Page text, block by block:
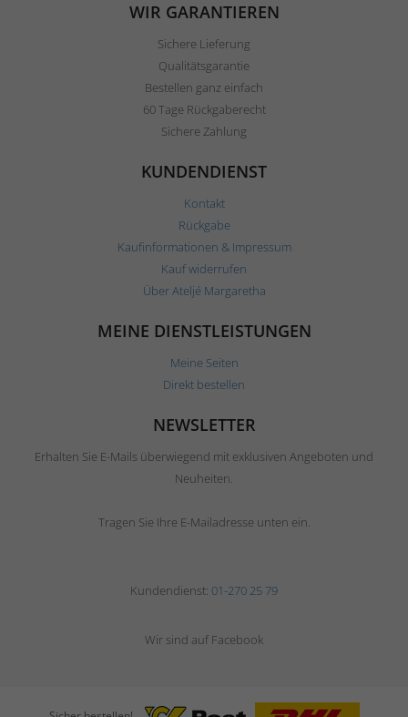
WIR GARANTIEREN
Sichere Lieferung
Qualitätsgarantie
Bestellen ganz einfach
60 Tage Rückgaberecht
Sichere Zahlung
KUNDENDIENST
Kontakt
Rückgabe
Kaufinformationen & Impressum
Kauf widerrufen
Über Ateljé Margaretha
MEINE DIENSTLEISTUNGEN
Meine Seiten
Direkt bestellen
NEWSLETTER
Erhalten Sie E-Mails überwiegend mit exklusiven Angeboten und
Neuheiten.
Tragen Sie Ihre E-Mailadresse unten ein.
Kundendienst: 01-270 25 79
Wir sind auf Facebook